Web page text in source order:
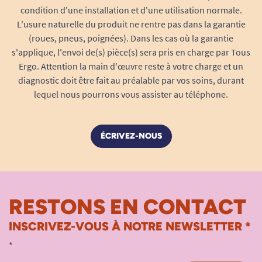
Pour une harmonie parfaite :
Personnalisez votre fauteuil en
sélectionnant "Personnalisé" dans la liste
déroulante et choisissez votre tissu parmi
notre nuancier (voir fiche technique en bas
de page).
commande, nos conseillers vous
contactent rapidement pour valider avec
Facile à entretenir :Tissus et finitions
pensés pour résister à une utilisation
condition d'une installation et d'une utilisation normale.
L'usure naturelle du produit ne rentre pas dans la garantie
(roues, pneus, poignées). Dans les cas où la garantie
s'applique, l'envoi de(s) pièce(s) sera pris en charge par Tous
Ergo. Attention la main d'œuvre reste à votre charge et un
diagnostic doit être fait au préalable par vos soins, durant
lequel nous pourrons vous assister au téléphone.
ÉCRIVEZ-NOUS
RESTONS EN CONTACT
INSCRIVEZ-VOUS À NOTRE NEWSLETTER *
*